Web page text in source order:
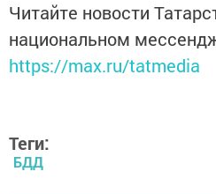
Читайте новости
национальном
https://max.ru/tatmedia
Теги:
БДД